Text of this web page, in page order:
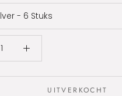
- 6 Stuks
UITVERKOCHT